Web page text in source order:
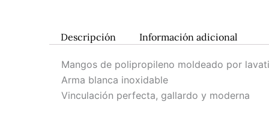
Descripción Información adicional
Mangos de polipropileno moldeado por
Arma blanca inoxidable
Vinculación perfecta, gallardo y moderna